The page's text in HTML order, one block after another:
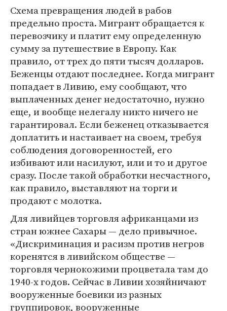
Схема превращения людей в рабов
предельно проста. Мигрант обращается к
перевозчику и платит ему определенную
сумму за путешествие в Европу. Как
правило, от трех до пяти тысяч долларов.
Беженцы отдают последнее. Когда мигрант
попадает в Ливию, ему сообщают, что
выплаченных денег недостаточно, нужно
еще, и вообще нелегалу никто ничего не
гарантировал. Если беженец отказывается
доплатить и настаивает на своем, требуя
соблюдения договоренностей, его
избивают или насилуют, или и то и другое
сразу. После такой обработки несчастного,
как правило, выставляют на торги и
продают с молотка.
Для ливийцев торговля африканцами из
стран южнее Сахары — дело привычное.
«Дискриминация и расизм против негров
коренятся в ливийском обществе —
торговля чернокожими процветала там до
1940-х годов. Сейчас в Ливии хозяйничают
вооруженные боевики из разных
группировок, вооруженные